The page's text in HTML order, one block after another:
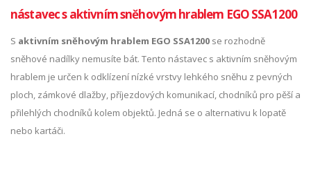
nástavec s aktivním sněhovým hrablem EGO SSA1200
S aktivním sněhovým hrablem EGO SSA1200 se rozhodně
sněhové nadílky nemusíte bát. Tento nástavec s aktivním sněhovým
hrablem je určen k odklízení nízké vrstvy lehkého sněhu z pevných
ploch, zámkové dlažby, příjezdových komunikací, chodníků pro pěší a
přilehlých chodníků kolem objektů. Jedná se o alternativu k lopatě
nebo kartáči.